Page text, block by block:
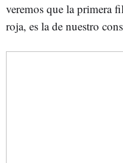
veremos que la primera
roja, es la de nuestro